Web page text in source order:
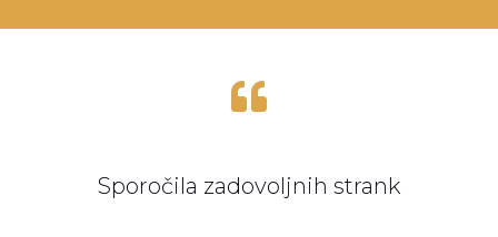

Sporočila zadovoljnih strank